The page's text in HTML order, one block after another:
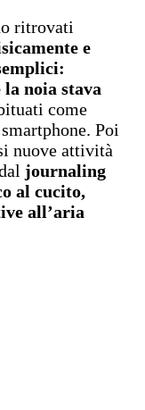
ritrovati
e
la noia stava
come
Poi
nuove attività
journaling
al cucito,
all’aria